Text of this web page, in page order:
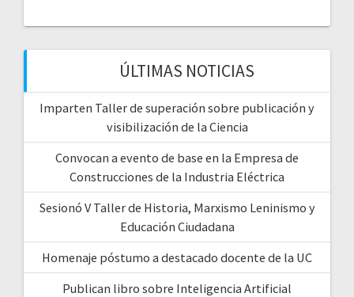
ÚLTIMAS NOTICIAS
Imparten Taller de superación sobre publicación y
visibilización de la Ciencia
Convocan a evento de base en la Empresa de
Construcciones de la Industria Eléctrica
Sesionó V Taller de Historia, Marxismo Leninismo y
Educación Ciudadana
Homenaje póstumo a destacado docente de la UC
Publican libro sobre Inteligencia Artificial